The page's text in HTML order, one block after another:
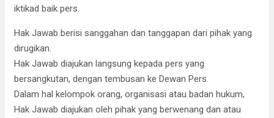
iktikad baik pers.
Hak Jawab berisi sanggahan dan tanggapan dari pihak yang
dirugikan.
Hak Jawab diajukan langsung kepada pers yang
bersangkutan, dengan tembusan ke Dewan Pers.
Dalam hal kelompok orang, organisasi atau badan hukum,
Hak Jawab diajukan oleh pihak yang berwenang dan atau